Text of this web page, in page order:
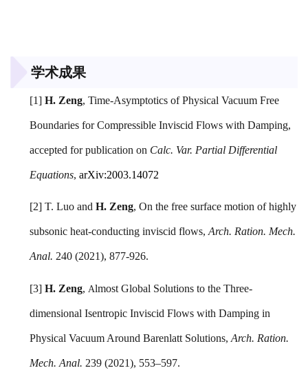
学术成果
[1] H. Zeng, Time-Asymptotics of Physical Vacuum Free
Boundaries for Compressible Inviscid Flows with Damping,
accepted for publication on Calc. Var. Partial Differential
Equations, arXiv:2003.14072
[2] T. Luo and H. Zeng, On the free surface motion of highly
subsonic heat-conducting inviscid flows,Arch. Ration. Mech.
Anal. 240 (2021), 877-926.
[3] H. Zeng, Almost Global Solutions to the Three-
dimensional Isentropic Inviscid Flows with Damping in
Physical Vacuum Around Barenlatt Solutions, Arch. Ration.
Mech. Anal. 239 (2021), 553–597.